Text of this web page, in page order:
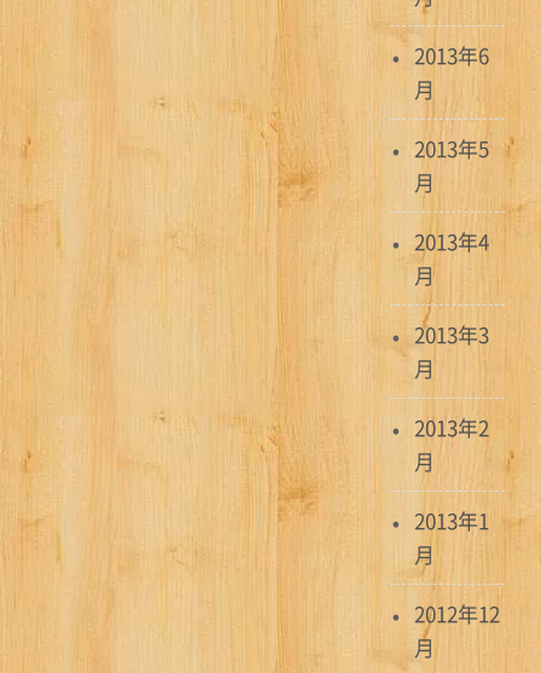
2013年6
月
2013年5
月
2013年4
月
2013年3
月
2013年2
月
2013年1
月
2012年12
月